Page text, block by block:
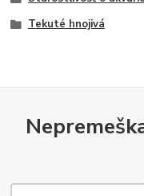
Tekuté hnojivá